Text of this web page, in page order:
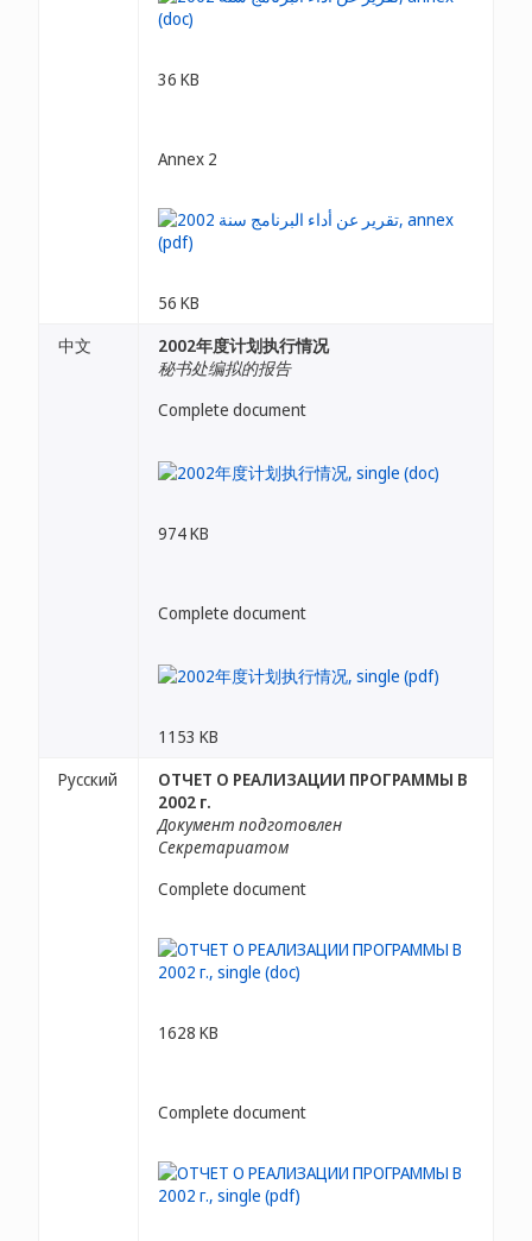
36 KB
Annex 2
56 KB
中文
2002年度计划执行情况
秘书处编拟的报告
Complete document
974 KB
Complete document
1153 KB
Русский
ОТЧЕТ О РЕАЛИЗАЦИИ ПРОГРАММЫ В
2002 г.
Документ подготовлен
Секретариатом
Complete document
1628 KB
Complete document